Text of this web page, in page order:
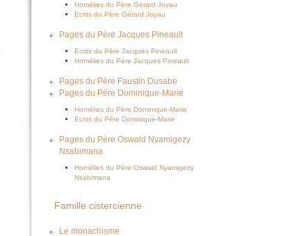
Homélies du Père Gérard Joyau
Ecrits du Père Gérard Joyau
Pages du Père Jacques Pineault
Ecrits du Père Jacques Pineault
Homélies du Père Jacques Pineault
Pages du Père Faustin Dusabe
Pages du Père Dominique-Marie
Homélies du Père Dominique-Marie
Ecrits du Père Dominique-Marie
Pages du Père Oswald Nyamigezy
Nsabimana
Homélies du Père Oswald Nyamigezy
Nsabimana
Famille cistercienne
Le monachisme